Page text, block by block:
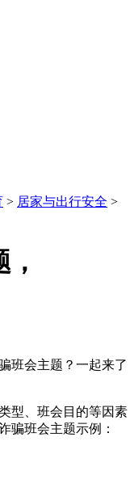
> 居家与出行安全 >
班会主题？一起来了
型、班会目的等因素
骗班会主题示例：